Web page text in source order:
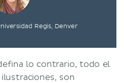
Regis, Denver
lo contrario, todo el
son